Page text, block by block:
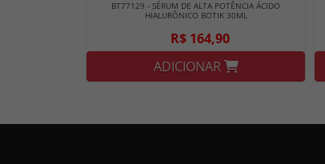
BT77129 - SÉRUM DE ALTA POTÊNCIA ÁCIDO
HIALURÔNICO BOTIK 30ML
R$ 164,90
ADICIONAR